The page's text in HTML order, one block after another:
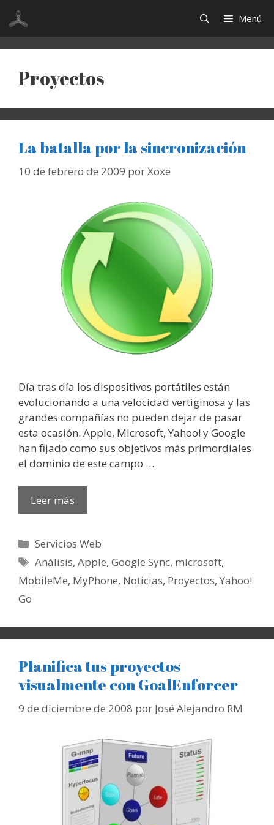
Saltar
contenido
Menú
Proyectos
La batalla por la sincronización
10 de febrero de 2009 porXoxe
Día tras día los dispositivos portátiles están
evolucionando a una velocidad vertiginosa y las
grandes compañías no pueden dejar de pasar
esta ocasión. Apple, Microsoft, Yahoo! y Google
han fijado como sus objetivos más primordiales
el dominio de este campo …
Leer más
Categorías
Servicios Web
Etiquetas
Análisis,Apple,Google Sync, microsoft,
MobileMe, MyPhone, Noticias, Proyectos, Yahoo!
Go
Planifica tus proyectos
visualmente con GoalEnforcer
9 de diciembre de 2008 por José Alejandro RM